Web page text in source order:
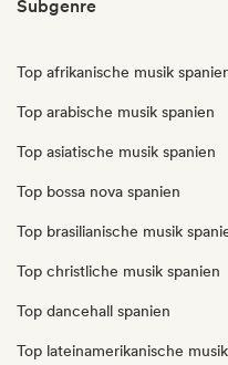
Subgenre
Top afrikanische musik
Top arabische musik spanien
Top asiatische musik spanien
Top bossa nova spanien
Top brasilianische musik
Top christliche musik spanien
Top dancehall spanien
Top lateinamerikanische